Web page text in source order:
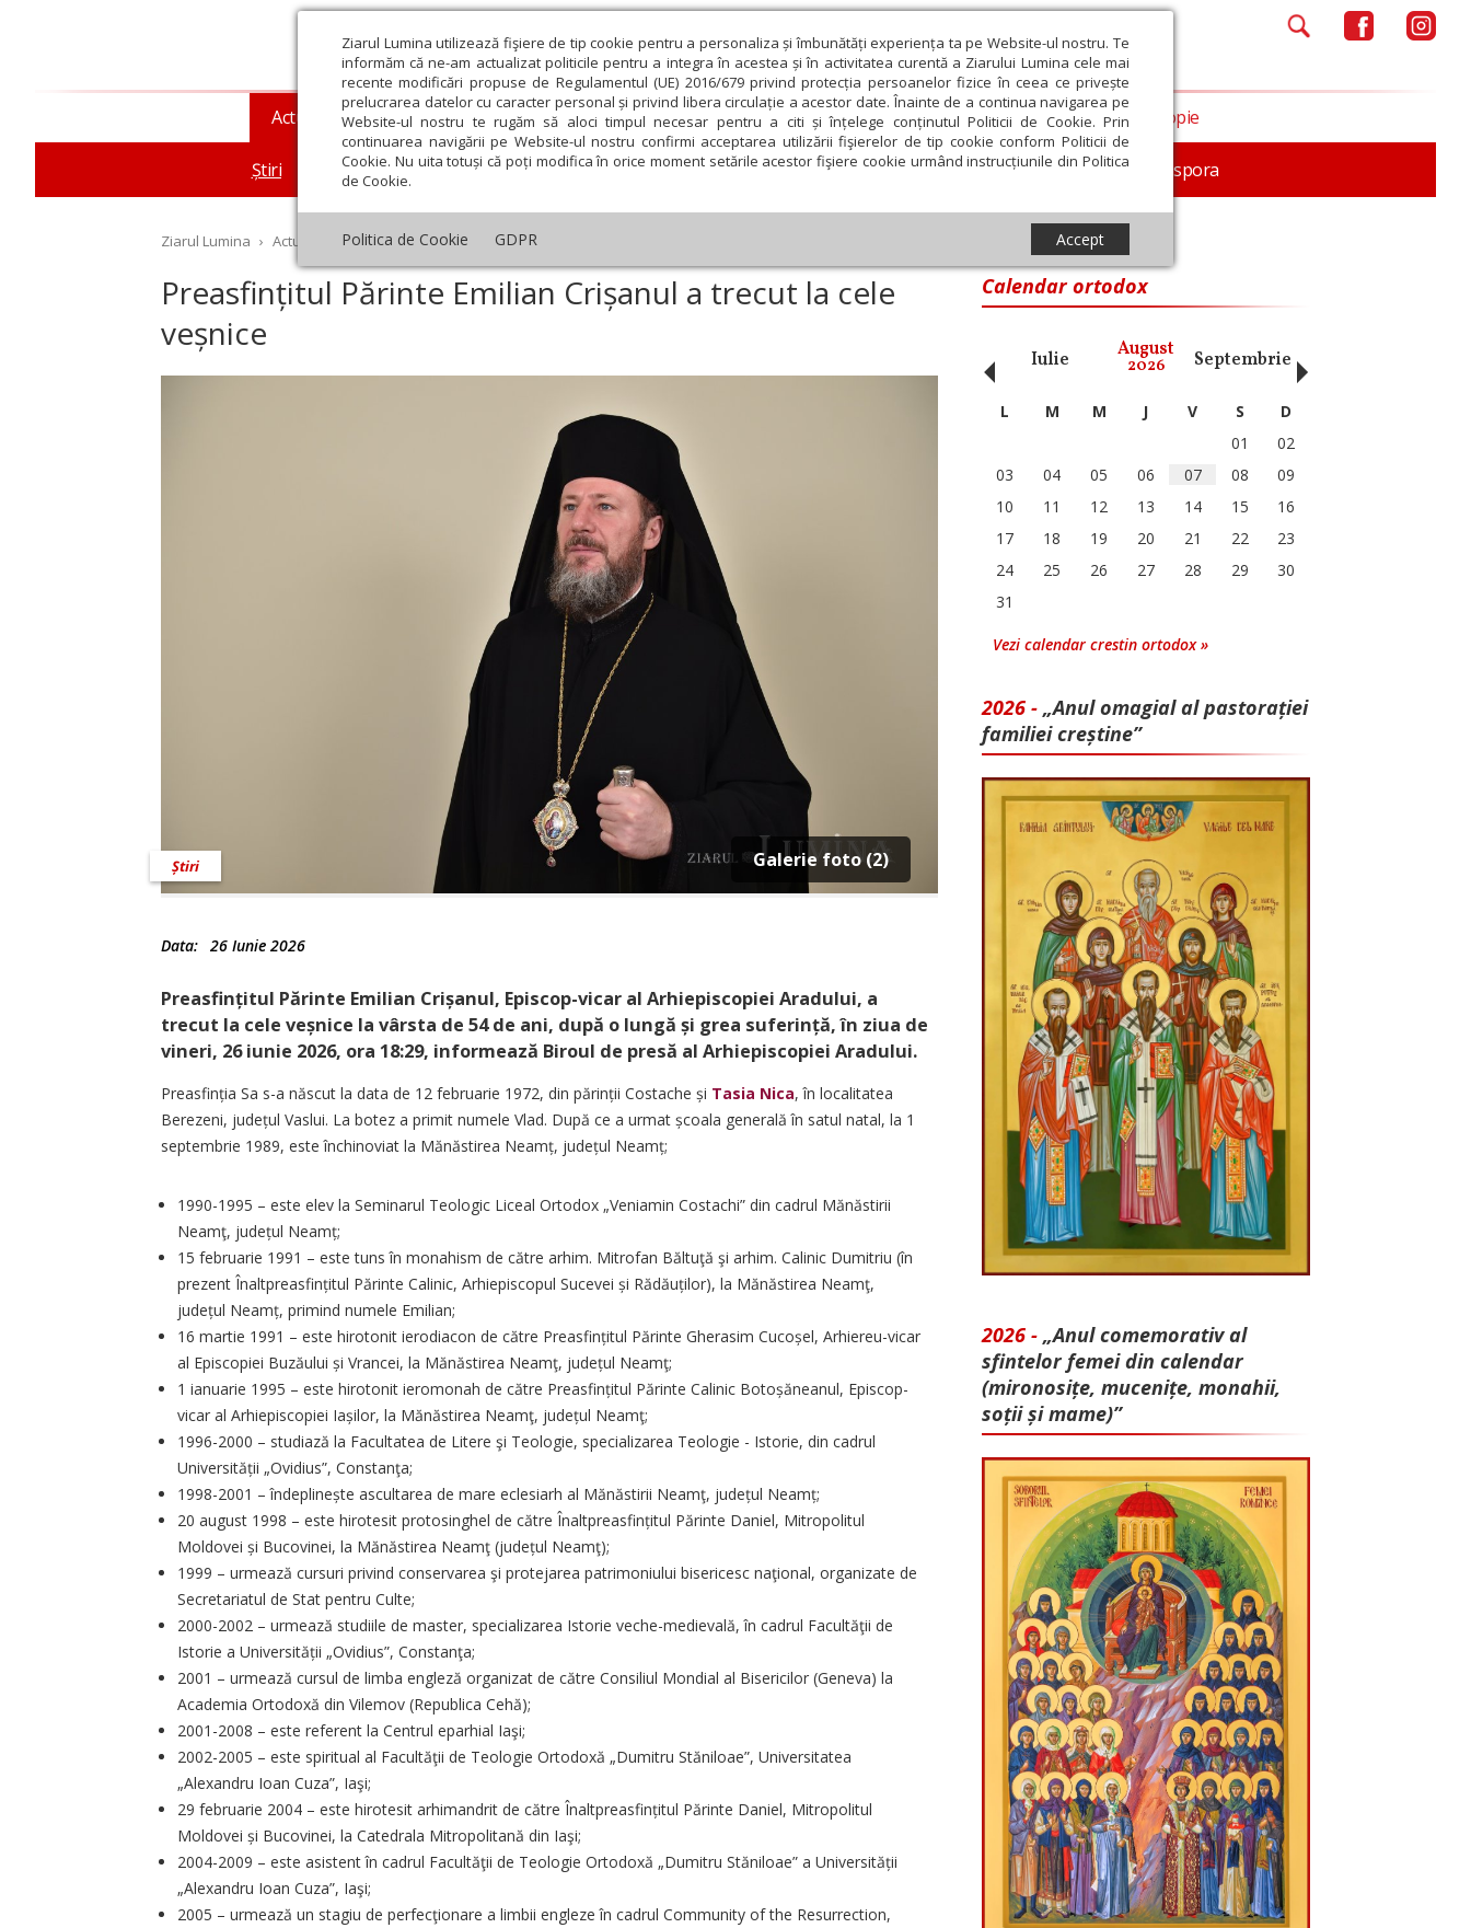
Ziarul Lumina utilizează fişiere de tip cookie pentru a personaliza și îmbunătăți experiența ta pe Website-ul nostru. Te
informăm că ne-am actualizat politicile pentru a integra în acestea și în activitatea curentă a Ziarului Lumina cele mai
recente modificări propuse de Regulamentul (UE) 2016/679 privind protecția persoanelor fizice în ceea ce privește
prelucrarea datelor cu caracter personal și privind libera circulație a acestor date. Înainte de a continua navigarea pe
Website-ul nostru te rugăm să aloci timpul necesar pentru a citi și înțelege conținutul Politicii de Cookie. Prin
continuarea navigării pe Website-ul nostru confirmi acceptarea utilizării fişierelor de tip cookie conform Politicii de
Cookie. Nu uita totuși că poți modifica în orice moment setările acestor fişiere cookie urmând instrucțiunile din Politica
de Cookie.
Politica de Cookie GDPR Accept
Actualitate religioasă
Știri Mesaje și cuvântări An omagial Comunicate de presă Documentar In memoriam Diaspora
Teologie și spiritualitate Educaţie și Cultură Societate Opinii Filantropie
Ziarul Lumina › Actualitate religioasă › Știri › ​Preasfințitul Părinte Emilian Crișanul a trecut la cele veșnice
​Preasfințitul Părinte Emilian Crișanul a trecut la cele
veșnice
Galerie foto (2)
Știri
Data: 26 Iunie 2026
Preasfințitul Părinte Emilian Crișanul, Episcop-vicar al Arhiepiscopiei Aradului, a
trecut la cele veșnice la vârsta de 54 de ani, după o lungă și grea suferință, în ziua de
vineri, 26 iunie 2026, ora 18:29, informează Biroul de presă al Arhiepiscopiei Aradului.
Preasfinția Sa s-a născut la data de 12 februarie 1972, din părinții Costache și Tasia Nica, în localitatea
Berezeni, județul Vaslui. La botez a primit numele Vlad. După ce a urmat școala generală în satul natal, la 1
septembrie 1989, este închinoviat la Mănăstirea Neamț, județul Neamț;
1990-1995 – este elev la Seminarul Teologic Liceal Ortodox „Veniamin Costachi” din cadrul Mănăstirii
Neamţ, județul Neamț;
15 februarie 1991 – este tuns în monahism de către arhim. Mitrofan Băltuţă şi arhim. Calinic Dumitriu (în
prezent Înaltpreasfințitul Părinte Calinic, Arhiepiscopul Sucevei și Rădăuților), la Mănăstirea Neamţ,
județul Neamț, primind numele Emilian;
16 martie 1991 – este hirotonit ierodiacon de către Preasfințitul Părinte Gherasim Cucoșel, Arhiereu-vicar
al Episcopiei Buzăului și Vrancei, la Mănăstirea Neamţ, județul Neamţ;
1 ianuarie 1995 – este hirotonit ieromonah de către Preasfințitul Părinte Calinic Botoșăneanul, Episcop-
vicar al Arhiepiscopiei Iașilor, la Mănăstirea Neamţ, județul Neamţ;
1996-2000 – studiază la Facultatea de Litere şi Teologie, specializarea Teologie - Istorie, din cadrul
Universității „Ovidius”, Constanţa;
1998-2001 – îndeplinește ascultarea de mare eclesiarh al Mănăstirii Neamţ, județul Neamț;
20 august 1998 – este hirotesit protosinghel de către Înaltpreasfințitul Părinte Daniel, Mitropolitul
Moldovei și Bucovinei, la Mănăstirea Neamţ (județul Neamţ);
1999 – urmează cursuri privind conservarea şi protejarea patrimoniului bisericesc naţional, organizate de
Secretariatul de Stat pentru Culte;
2000-2002 – urmează studiile de master, specializarea Istorie veche-medievală, în cadrul Facultăţii de
Istorie a Universității „Ovidius”, Constanţa;
2001 – urmează cursul de limba engleză organizat de către Consiliul Mondial al Bisericilor (Geneva) la
Academia Ortodoxă din Vilemov (Republica Cehă);
2001-2008 – este referent la Centrul eparhial Iaşi;
2002-2005 – este spiritual al Facultăţii de Teologie Ortodoxă „Dumitru Stăniloae”, Universitatea
„Alexandru Ioan Cuza”, Iaşi;
29 februarie 2004 – este hirotesit arhimandrit de către Înaltpreasfințitul Părinte Daniel, Mitropolitul
Moldovei și Bucovinei, la Catedrala Mitropolitană din Iaşi;
2004-2009 – este asistent în cadrul Facultăţii de Teologie Ortodoxă „Dumitru Stăniloae” a Universității
„Alexandru Ioan Cuza”, Iaşi;
2005 – urmează un stagiu de perfecţionare a limbii engleze în cadrul Community of the Resurrection,
Calendar ortodox
Octombrie Iulie August
2026 Septembrie Octombrie
‹ L M M J V S
D
01
02
03
04 05 06 07 08
09
10
11 12 13 14 15
16
17
18 19 20 21 22
23
24
25 26 27 28 29
30
31
Vezi calendar crestin ortodox »
2026 - „Anul omagial al pastorației
familiei creștine”
2026 - „Anul comemorativ al
sfintelor femei din calendar
(mironosițe, mu­cenițe, monahii,
soții și mame)”